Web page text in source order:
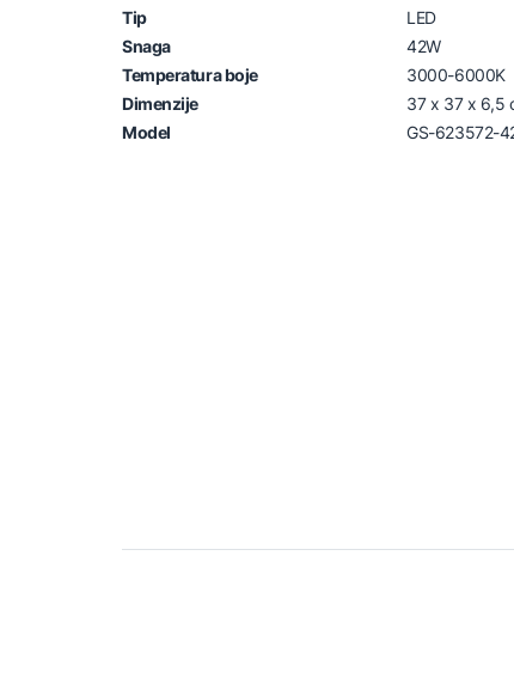
Tip
LED
Snaga
42W
Temperatura boje
3000-6000K
Dimenzije
37 x 37 x 6,5
Model
GS-623572-